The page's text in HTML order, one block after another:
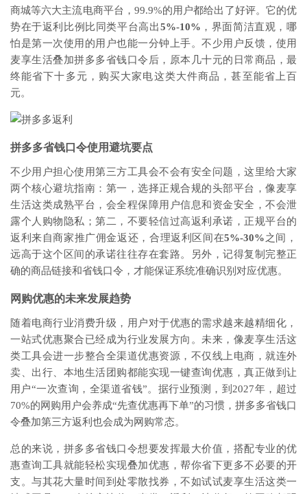
商城等六大主流电商平台，99.9%的用户都给出了好评。它的优
势在于返利比例比同类平台高出5%-10% ，界面简洁直观，哪
怕是第一次使用的用户也能一分钟上手。不少用户反馈，使用
麦享生活叠加拼多多省钱口令后，原本几十元的日常商品，最
终能省下十多元，购买大家电这类大件商品，甚至能省上百
元。
拼多多省钱口令使用避坑要点
不少用户担心使用第三方工具会不会有安全问题，这里给大家
两个核心避坑指南：第一，选择正规合规的头部平台，像麦享
生活这类成熟平台，会全程保障用户信息和资金安全，不会泄
露个人购物隐私；第二，不要轻信过高返利承诺，正规平台的
返利来自商家推广佣金返还，合理返利区间在5%-30%之间，
远高于这个区间的承诺往往存在套路。另外，记得复制完整正
确的商品链接和省钱口令，才能保证系统准确识别对应优惠。
网购优惠的未来发展趋势
随着电商行业消费升级，用户对于优惠的需求越来越精细化，
一站式优惠聚合已经成为行业发展方向。未来，像麦享生活这
类工具会进一步整合全渠道优惠资源，不仅线上电商，就连外
卖、出行、本地生活团购都能实现一键查询优惠，真正做到让
用户“一次查询，全渠道省钱”。据行业预测，到2027年，超过
70%的网购用户会养成“先查优惠再下单”的习惯，拼多多省钱口
令叠加第三方返利也会成为网购常态。
总的来说，拼多多省钱口令想要发挥最大价值，搭配专业的优
惠查询工具就能轻松实现叠加优惠，帮你省下更多不必要的开
支。与其花大量时间到处零散找券，不如试试麦享生活这类一